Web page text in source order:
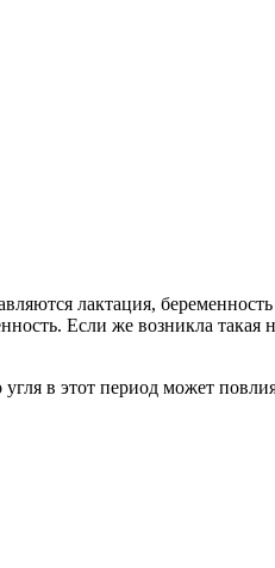
лактация,
Если же возникла такая
в этот период может